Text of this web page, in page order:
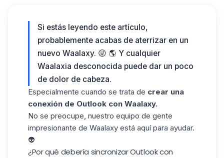
Si estás leyendo este artículo,
probablemente acabas de aterrizar en un
nuevo Waalaxy. 😜 🌎 Y cualquier
Waalaxia desconocida puede dar un poco
de dolor de cabeza.
Especialmente cuando se trata de crear una
conexión de Outlook con Waalaxy.
No se preocupe, nuestro equipo de gente
impresionante de Waalaxy está aquí para ayudar.
👽
¿Por qué debería sincronizarOutlookcon